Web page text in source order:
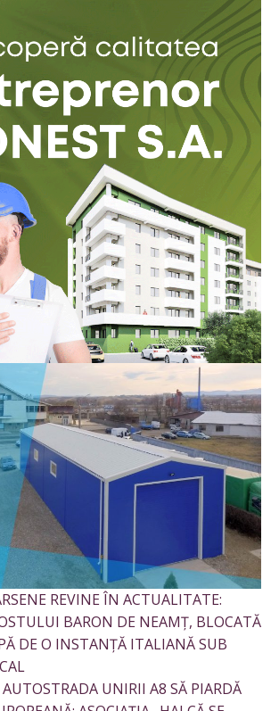
REVINE ÎN ACTUALITATE:
BARON DE NEAMȚ, BLOCATĂ
DE O INSTANȚĂ ITALIANĂ SUB
AUTOSTRADA UNIRII A8 SĂ PIARDĂ